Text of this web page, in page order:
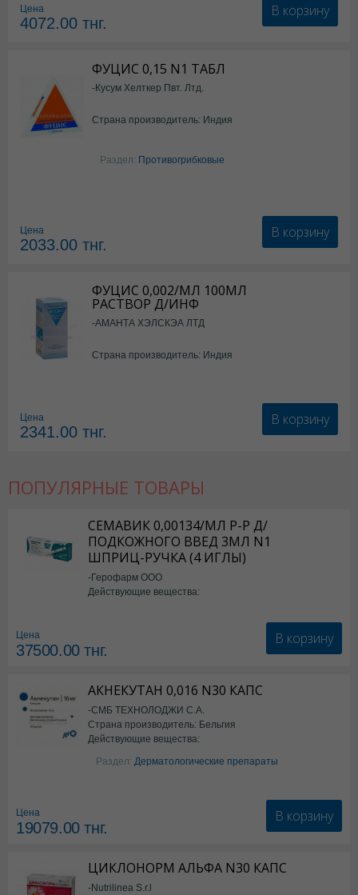
Цена
4072.00 тнг.
В корзину
ФУЦИС 0,15 N1 ТАБЛ
-Кусум Хелткер Пвт. Лтд.
Страна производитель: Индия
Раздел: Противогрибковые
Цена
2033.00 тнг.
В корзину
ФУЦИС 0,002/МЛ 100МЛ
РАСТВОР Д/ИНФ
-АМАНТА ХЭЛСКЭА ЛТД
Страна производитель: Индия
Цена
2341.00 тнг.
В корзину
ПОПУЛЯРНЫЕ ТОВАРЫ
СЕМАВИК 0,00134/МЛ Р-Р Д/
ПОДКОЖНОГО ВВЕД 3МЛ N1
ШПРИЦ-РУЧКА (4 ИГЛЫ)
-Герофарм ООО
Действующие вещества:
Цена
37500.00тнг.
В корзину
АКНЕКУТАН 0,016 N30 КАПС
-СМБ ТЕХНОЛОДЖИ С.А.
Страна производитель: Бельгия
Действующие вещества:
Изотретиноин
Раздел: Дерматологические препараты
Цена
19079.00тнг.
В корзину
ЦИКЛОНОРМ АЛЬФА N30 КАПС
-Nutrilinea S.r.l